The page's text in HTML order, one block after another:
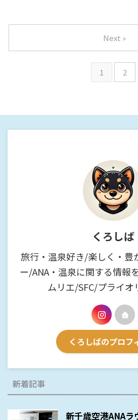
1 2
Next »
くろしば
旅行・温泉好き/楽しく・豊
ー/ANA・温泉に関する情報
ムリエ/SFC/プライオ
くろしばのプロフ
新着記事
新千歳空港ANAラ